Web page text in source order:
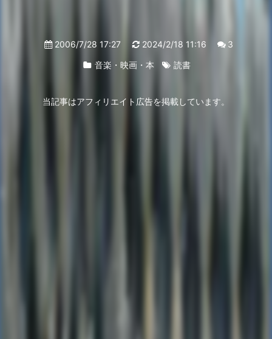
2006/7/28 17:27 2024/2/18 11:16
3
音楽・映画・本
読書
当記事はアフィリエイト広告を掲載しています。